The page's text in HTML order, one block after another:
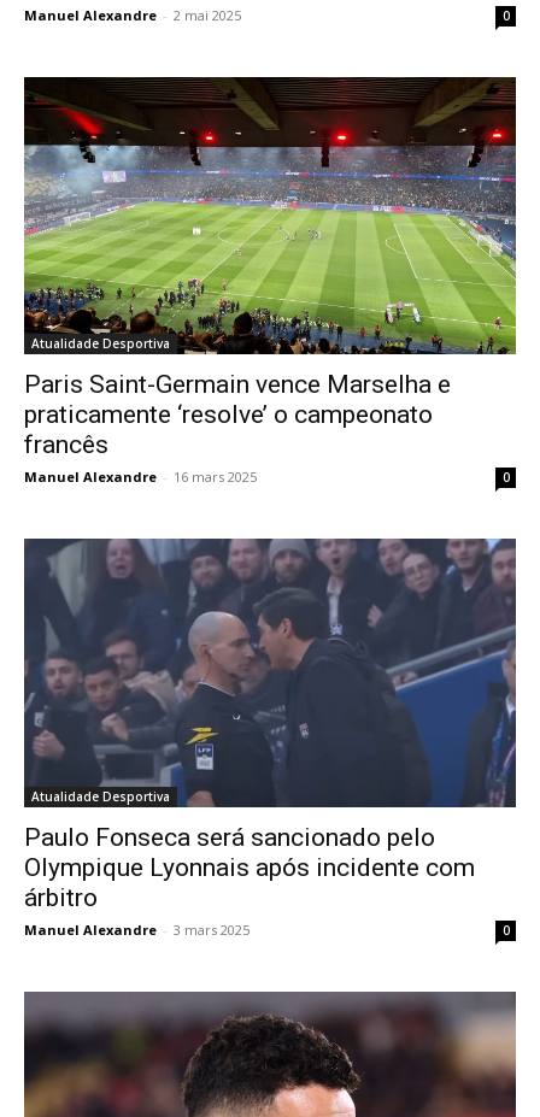
Manuel Alexandre - 2 mai 2025 0
Atualidade Desportiva
Paris Saint-Germain vence Marselha e
praticamente ‘resolve’ o campeonato
francês
Manuel Alexandre - 16 mars 2025 0
Atualidade Desportiva
Paulo Fonseca será sancionado pelo
Olympique Lyonnais após incidente com
árbitro
Manuel Alexandre - 3 mars 2025 0